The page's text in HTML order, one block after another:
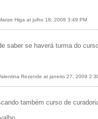
Higa at julho 18, 2008 3:49 PM
saber se haverá turma do
Rezende at janeiro 27, 2009
também curso de